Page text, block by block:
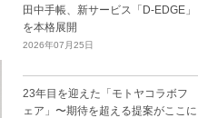
田中手帳、新サービス「D-EDGE」
を本格展開
2026年07月25日
23年目を迎えた「モトヤコラボフ
ェア」〜期待を超える提案がここに